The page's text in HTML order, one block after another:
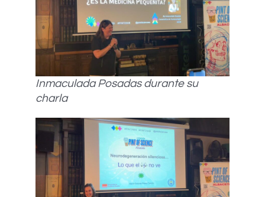
Inmaculada Posadas durante su
charla